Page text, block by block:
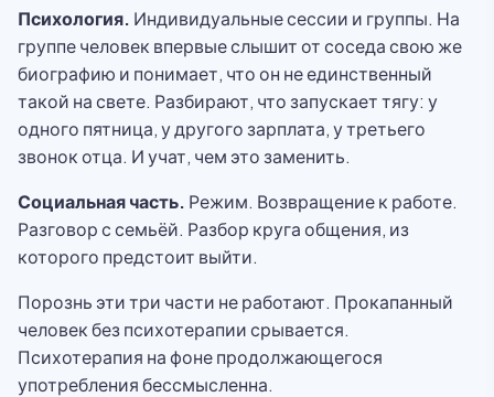
Психология. Индивидуальные сессии и группы. На
группе человек впервые слышит от соседа свою же
биографию и понимает, что он не единственный
такой на свете. Разбирают, что запускает тягу: у
одного пятница, у другого зарплата, у третьего
звонок отца. И учат, чем это заменить.
Социальная часть. Режим. Возвращение к работе.
Разговор с семьёй. Разбор круга общения, из
которого предстоит выйти.
Порознь эти три части не работают. Прокапанный
человек без психотерапии срывается.
Психотерапия на фоне продолжающегося
употребления бессмысленна.